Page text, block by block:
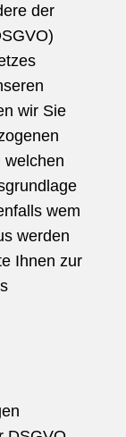
der
wir Sie
welchen
wem
werden
Ihnen zur